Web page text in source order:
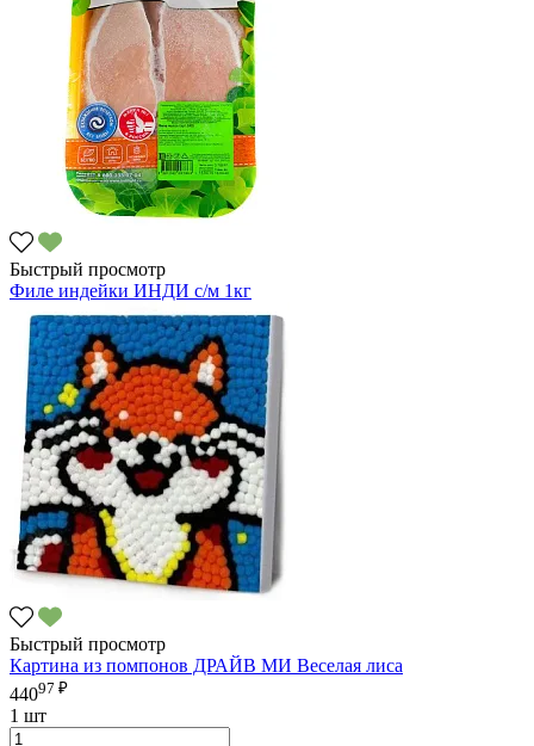
Быстрый просмотр
Филе индейки ИНДИ с/м 1кг
Быстрый просмотр
Картина из помпонов ДРАЙВ МИ Веселая лиса
44097 ₽
1 шт